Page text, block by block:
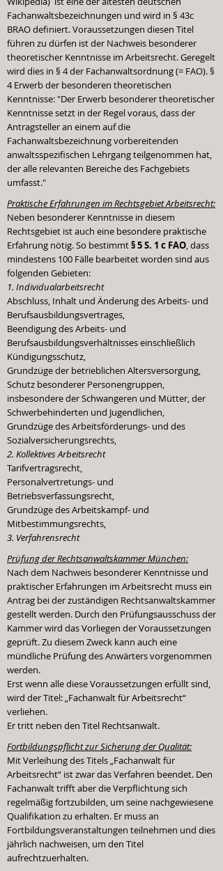
Fachanwaltsbezeichnungen und wird in § 43c
BRAOdefiniert. Voraussetzungen diesen Titel
führen zu dürfen ist der Nachweis besonderer
theoretischer Kenntnisse im Arbeitsrecht. Geregelt
wird dies in § 4 der Fachanwaltsordnung (= FAO). §
4 Erwerb der besonderen theoretischen
Kenntnisse: "Der Erwerb besonderer theoretischer
Kenntnisse setzt in der Regel voraus, dass der
Antragsteller an einem auf die
Fachanwaltsbezeichnung vorbereitenden
anwaltsspezifischen Lehrgang teilgenommen hat,
der alle relevanten Bereiche des Fachgebiets
umfasst."
Praktische Erfahrungen im Rechtsgebiet Arbeitsrecht:
Neben besonderer Kenntnisse in diesem
Rechtsgebiet ist auch eine besondere praktische
Erfahrung nötig. So bestimmt§ 5 S. 1 c FAO, dass
mindestens 100 Fälle bearbeitet worden sind aus
folgenden Gebieten:
1. Individualarbeitsrecht
Abschluss, Inhalt und Änderung des Arbeits- und
Berufsausbildungsvertrages,
Beendigung des Arbeits- und
Berufsausbildungsverhältnisses einschließlich
Kündigungsschutz,
Grundzüge der betrieblichen Altersversorgung,
Schutz besonderer Personengruppen,
insbesondere der Schwangeren und Mütter, der
Schwerbehinderten und Jugendlichen,
Grundzüge des Arbeitsförderungs- und des
Sozialversicherungsrechts,
2. Kollektives Arbeitsrecht
Tarifvertragsrecht,
Personalvertretungs- und
Betriebsverfassungsrecht,
Grundzüge des Arbeitskampf- und
Mitbestimmungsrechts,
3. Verfahrensrecht
Prüfung der Rechtsanwaltskammer München:
Nach dem Nachweis besonderer Kenntnisse und
praktischer Erfahrungen im Arbeitsrecht muss ein
Antrag bei der zuständigen Rechtsanwaltskammer
gestellt werden. Durch den Prüfungsausschuss der
Kammer wird das Vorliegen der Voraussetzungen
geprüft. Zu diesem Zweck kann auch eine
mündliche Prüfung des Anwärters vorgenommen
werden.
Erst wenn alle diese Voraussetzungen erfüllt sind,
wird der Titel: „Fachanwalt für Arbeitsrecht“
verliehen.
Er tritt neben den Titel Rechtsanwalt.
Fortbildungspflicht zur Sicherung der Qualität:
Mit Verleihung des Titels „Fachanwalt für
Arbeitsrecht“ ist zwar das Verfahren beendet. Den
Fachanwalt trifft aber die Verpflichtung sich
regelmäßig fortzubilden, um seine nachgewiesene
Qualifikation zu erhalten. Er muss an
Fortbildungsveranstaltungen teilnehmen und dies
jährlich nachweisen, um den Titel
aufrechtzuerhalten.